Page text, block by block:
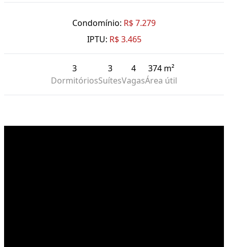
Condomínio: R$ 7.279
IPTU: R$ 3.465
3
Dormitórios
3
Suítes
4
Vagas
374 m²
Área útil